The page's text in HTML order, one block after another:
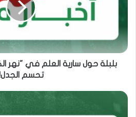
بلبلة حول سارية العلم في "نهر
تحسم